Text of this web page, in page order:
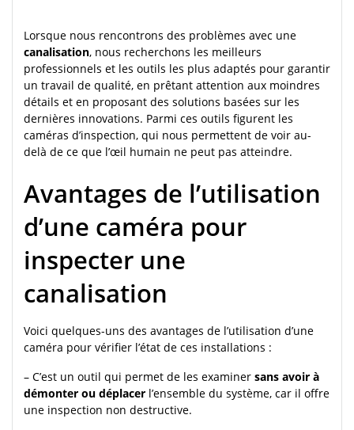
Lorsque nous rencontrons des problèmes avec une
canalisation, nous recherchons les meilleurs
professionnels et les outils les plus adaptés pour garantir
un travail de qualité, en prêtant attention aux moindres
détails et en proposant des solutions basées sur les
dernières innovations. Parmi ces outils figurent les
caméras d’inspection, qui nous permettent de voir au-
delà de ce que l’œil humain ne peut pas atteindre.
Avantages de l’utilisation
d’une caméra pour
inspecter une
canalisation
Voici quelques-uns des avantages de l’utilisation d’une
caméra pour vérifier l’état de ces installations :
– C’est un outil qui permet de les examiner sans avoir à
démonter ou déplacer l’ensemble du système, car il offre
une inspection non destructive.